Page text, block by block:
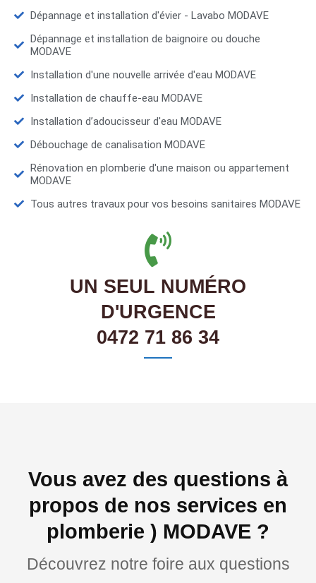
Dépannage et installation d'évier - Lavabo MODAVE
Dépannage et installation de baignoire ou douche
MODAVE
Installation d'une nouvelle arrivée d'eau MODAVE
Installation de chauffe-eau MODAVE
Installation d’adoucisseur d'eau MODAVE
Débouchage de canalisation MODAVE
Rénovation en plomberie d'une maison ou appartement
MODAVE
Tous autres travaux pour vos besoins sanitaires MODAVE
UN SEUL NUMÉRO
D'URGENCE
0472 71 86 34
Vous avez des questions à
propos de nos services en
plomberie ) MODAVE ?
Découvrez notre foire aux questions